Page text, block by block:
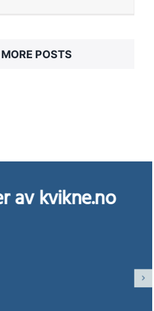
POSTS
av kvikne.no